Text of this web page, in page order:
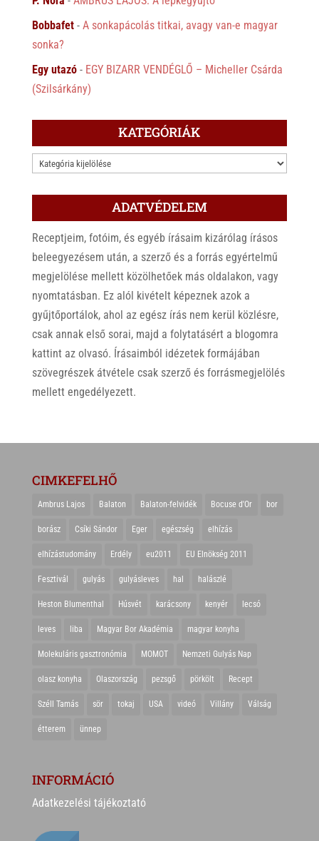
Bobbafet- A sonkapácolás titkai, avagy van-e magyar
sonka?
Egy utazó- EGY BIZARR VENDÉGLŐ – Micheller Csárda
(Szilsárkány)
KATEGÓRIÁK
KATEGÓRIÁK
ADATVÉDELEM
Receptjeim, fotóim, és egyéb írásaim kizárólag írásos
beleegyezésem után, a szerző és a forrás egyértelmű
megjelölése mellett közölhetőek más oldalakon, vagy
nyomtatásban. Ez alól kivételt képeznek azok a
gyűjtőportálok, ahol az egész írás nem kerül közlésre,
csak annak első sorai, majd a folytatásért a blogomra
kattint az olvasó. Írásaimból idézetek formájában
szövegrészek átvétele csak szerző és forrásmegjelölés
mellett engedélyezett.
CIMKEFELHŐ
Ambrus Lajos Balaton Balaton-felvidék Bocuse d'Or bor
borász Csíki Sándor Eger egészség elhízás
elhízástudomány Erdély eu2011 EU Elnökség 2011
Fesztivál gulyás gulyásleves hal halászlé
Heston Blumenthal Húsvét karácsony kenyér lecsó
leves liba Magyar Bor Akadémia magyar konyha
Molekuláris gasztronómia MOMOT Nemzeti Gulyás Nap
olasz konyha Olaszország pezsgő pörkölt Recept
Széll Tamás sör tokaj USA videó Villány Válság
étterem ünnep
INFORMÁCIÓ
Adatkezelési tájékoztató